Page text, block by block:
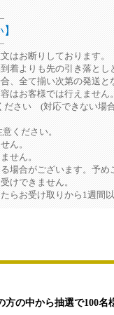
はお断りしております。
着よりも先の引き落とし
、全て揃い次第の発送と
はお客様では行えません
ださい (対応できない場
ください。
ん。
せん。
場合がございます。予め
けできません。
らお受け取りから1週間
方の中から抽選で100名